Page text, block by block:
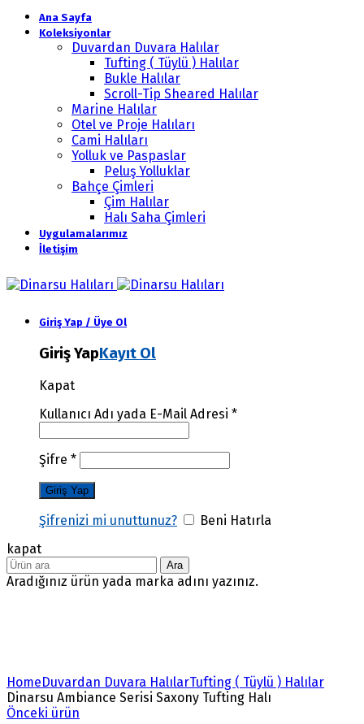
Ana Sayfa
Koleksiyonlar
Duvardan Duvara Halılar
Tufting ( Tüylü ) Halılar
Bukle Halılar
Scroll-Tip Sheared Halılar
Marine Halılar
Otel ve Proje Halıları
Cami Halıları
Yolluk ve Paspaslar
Peluş Yolluklar
Bahçe Çimleri
Çim Halılar
Halı Saha Çimleri
Uygulamalarımız
İletişim
Giriş Yap / Üye Ol
Giriş YapKayıt Ol
Kapat
Kullanıcı Adı yada E-Mail Adresi *
Şifre *
Şifrenizi mi unuttunuz?
Beni Hatırla
kapat
Ara
Aradığınız ürün yada marka adını yazınız.
HomeDuvardan Duvara HalılarTufting ( Tüylü ) Halılar
Dinarsu Ambiance Serisi Saxony Tufting Halı
Önceki ürün